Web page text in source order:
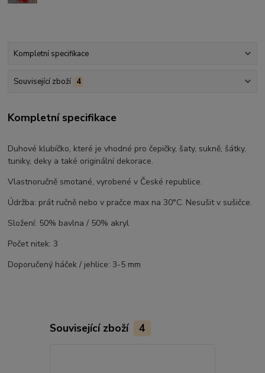
Kompletní specifikace
Související zboží 4
Kompletní specifikace
Duhové klubíčko, které je vhodné pro čepičky, šaty, sukně, šátky,
tuniky, deky a také originální dekorace.
Vlastnoručně smotané, vyrobené v České republice.
Údržba: prát ručně nebo v pračce max na 30°C. Nesušit v sušičce.
Složení: 50% bavlna / 50% akryl
Počet nitek: 3
Doporučený háček / jehlice: 3-5 mm
Související zboží 4